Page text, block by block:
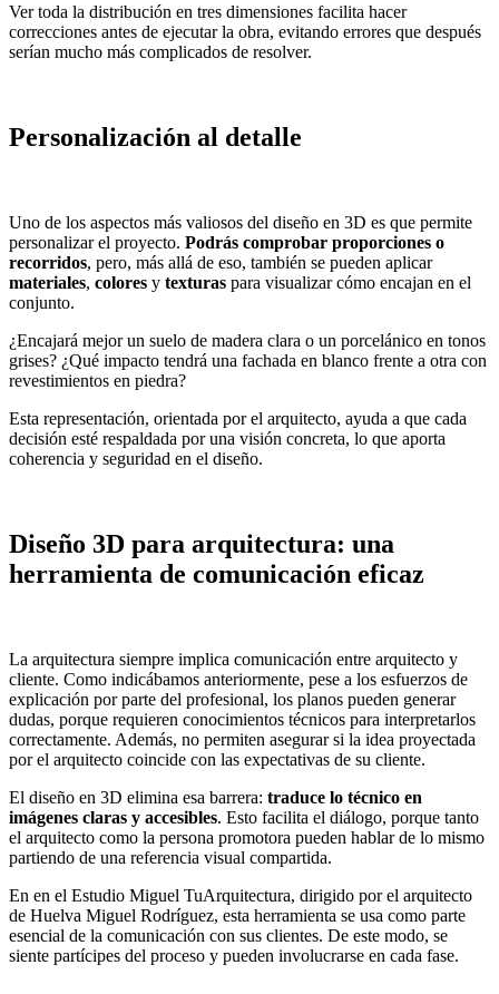
Ver toda la distribución en tres dimensiones facilita hacer
correcciones antes de ejecutar la obra, evitando errores que después
serían mucho más complicados de resolver.
Personalización al detalle
Uno de los aspectos más valiosos del diseño en 3D es que permite
personalizar el proyecto. Podrás comprobar proporciones o
recorridos, pero, más allá de eso, también se pueden aplicar
materiales, colores y texturas para visualizar cómo encajan en el
conjunto.
¿Encajará mejor un suelo de madera clara o un porcelánico en tonos
grises? ¿Qué impacto tendrá una fachada en blanco frente a otra con
revestimientos en piedra?
Esta representación, orientada por el arquitecto, ayuda a que cada
decisión esté respaldada por una visión concreta, lo que aporta
coherencia y seguridad en el diseño.
Diseño 3D para arquitectura: una
herramienta de comunicación eficaz
La arquitectura siempre implica comunicación entre arquitecto y
cliente. Como indicábamos anteriormente, pese a los esfuerzos de
explicación por parte del profesional, los planos pueden generar
dudas, porque requieren conocimientos técnicos para interpretarlos
correctamente. Además, no permiten asegurar si la idea proyectada
por el arquitecto coincide con las expectativas de su cliente.
El diseño en 3D elimina esa barrera: traduce lo técnico en
imágenes claras y accesibles. Esto facilita el diálogo, porque tanto
el arquitecto como la persona promotora pueden hablar de lo mismo
partiendo de una referencia visual compartida.
En en el Estudio Miguel TuArquitectura, dirigido por el arquitecto
de Huelva Miguel Rodríguez, esta herramienta se usa como parte
esencial de la comunicación con sus clientes. De este modo, se
siente partícipes del proceso y pueden involucrarse en cada fase.